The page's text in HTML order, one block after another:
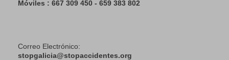
Móviles : 667 309 450 - 659 383 802
Correo Electrónico:
stopgalicia@stopaccidentes.org